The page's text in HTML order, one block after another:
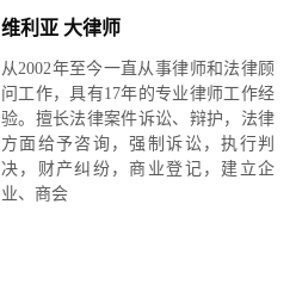
维利亚 大律师
从2002年至今一直从事律师和法律顾
问工作，具有17年的专业律师工作经
验。擅长法律案件诉讼、辩护，法律
方面给予咨询，强制诉讼，执行判
决，财产纠纷，商业登记，建立企
业、商会